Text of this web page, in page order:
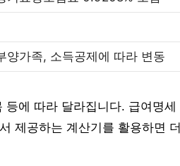
양가족, 소득공제에 따라 변동
에 따라 달라집니다. 급여명세
제공하는 계산기를 활용하면 더